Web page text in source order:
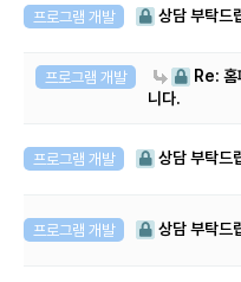
프로그램 개발 상담 부탁드
프로그램 개발
Re: 홈
니다.
프로그램 개발 상담 부탁드
프로그램 개발 상담 부탁드